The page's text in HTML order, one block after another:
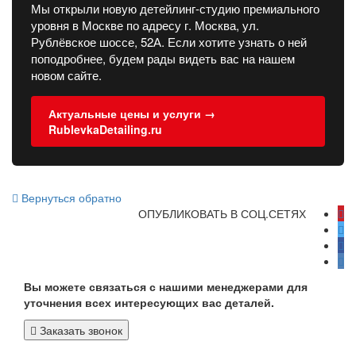
Мы открыли новую детейлинг-студию премиального
уровня в Москве по адресу г. Москва, ул.
Рублёвское шоссе, 52А. Если хотите узнать о ней
поподробнее, будем рады видеть вас на нашем
новом сайте.
Актуальные цены и услуги →
RublevkaDetailing.ru
Вернуться обратно
ОПУБЛИКОВАТЬ В СОЦ.СЕТЯХ
Вы можете связаться с нашими менеджерами для
уточнения всех интересующих вас деталей.
Заказать звонок